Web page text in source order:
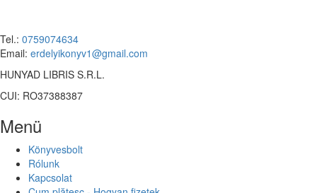
Tel.: 0759074634
Email: erdelyikonyv1@gmail.com
HUNYAD LIBRIS S.R.L.
CUI: RO37388387
Menü
Könyvesbolt
Rólunk
Kapcsolat